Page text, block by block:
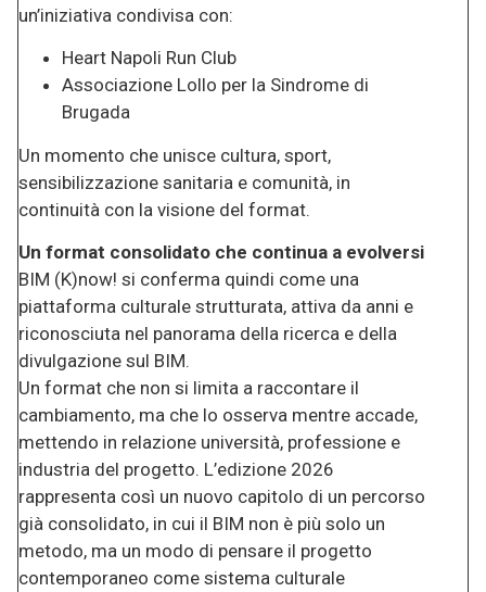
un’iniziativa condivisa con:
Heart Napoli Run Club
Associazione Lollo per la Sindrome di
Brugada
Un momento che unisce cultura, sport,
sensibilizzazione sanitaria e comunità, in
continuità con la visione del format.
Un format consolidato che continua a evolversi
BIM (K)now! si conferma quindi come una
piattaforma culturale strutturata, attiva da anni e
riconosciuta nel panorama della ricerca e della
divulgazione sul BIM.
Un format che non si limita a raccontare il
cambiamento, ma che lo osserva mentre accade,
mettendo in relazione università, professione e
industria del progetto. L’edizione 2026
rappresenta così un nuovo capitolo di un percorso
già consolidato, in cui il BIM non è più solo un
metodo, ma un modo di pensare il progetto
contemporaneo come sistema culturale